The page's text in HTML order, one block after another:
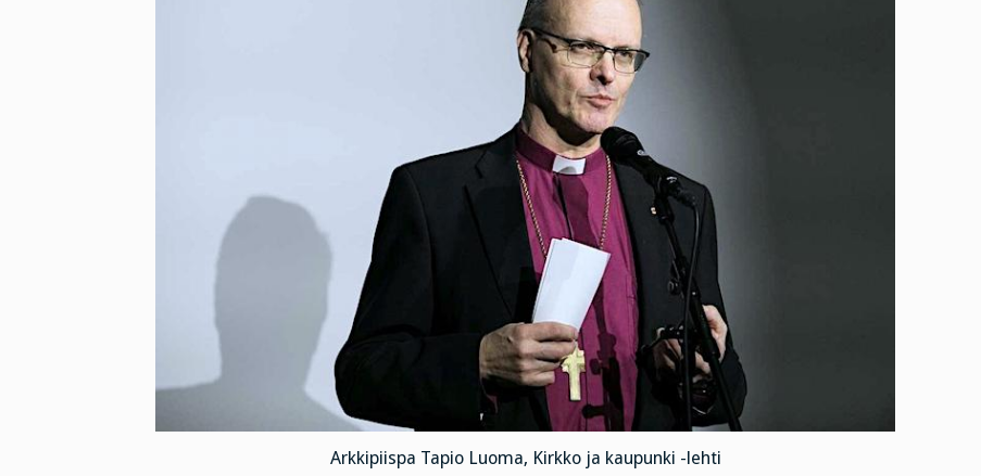
Arkkipiispa Tapio Luoma, Kirkko ja kaupunki -lehti